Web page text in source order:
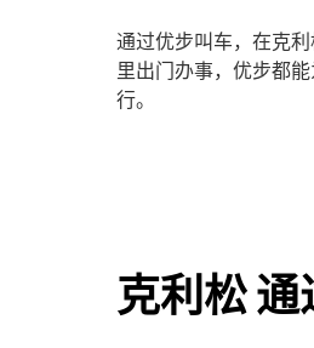
通过优步叫车，在克
里出门办事，优步都
行。
克利松